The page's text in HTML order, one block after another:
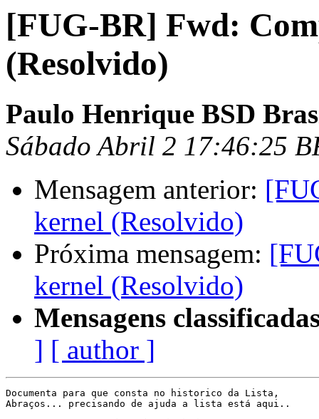
[FUG-BR] Fwd:
(Resolvido)
Paulo Henrique BSD
Sábado Abril 2 17:46:25
Mensagem anterior:
kernel (Resolvido)
Próxima mensagem:
kernel (Resolvido)
Mensagens
] [ author ]
Documenta para que consta no historico da Lista,
Abraços... precisando de ajuda a lista está aqui..